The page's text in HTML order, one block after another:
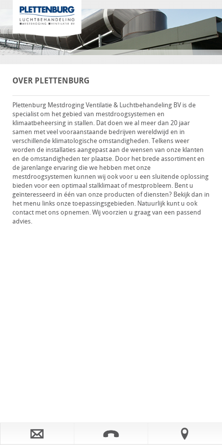
OVER PLETTENBURG
Plettenburg Mestdroging Ventilatie & Luchtbehandeling BV is de
specialist om het gebied van mestdroogsystemen en
klimaatbeheersing in stallen. Dat doen we al meer dan 20 jaar
samen met veel vooraanstaande bedrijven wereldwijd en in
verschillende klimatologische omstandigheden. Telkens weer
worden de installaties aangepast aan de wensen van onze klanten
en de omstandigheden ter plaatse. Door het brede assortiment en
de jarenlange ervaring die we hebben met onze
mestdroogsystemen kunnen wij ook voor u een sluitende oplossing
bieden voor een optimaal stalklimaat of mestprobleem. Bent u
geïnteresseerd in één van onze producten of diensten? Bekijk dan in
het menu links onze toepassingsgebieden. Natuurlijk kunt u ook
contact met ons opnemen. Wij voorzien u graag van een passend
advies.